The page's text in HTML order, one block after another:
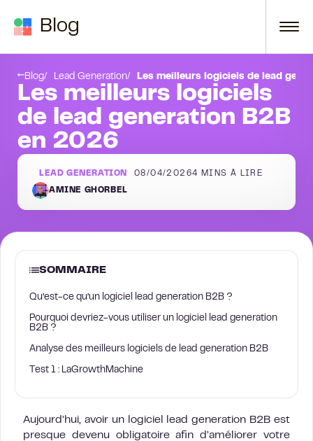
Blog
Blog Lead Generation Les meilleurs logiciels de lead
Les meilleurs logiciels
de lead generation B2B
en 2026
LEAD GENERATION 08/04/20264 MINS À LIRE
AMINE GHORBEL
SOMMAIRE
Qu’est-ce qu’un logiciel lead generation B2B ?
Pourquoi devriez-vous utiliser un logiciel lead generation
B2B ?
Analyse des meilleurs logiciels de lead generation B2B
Test 1 : LaGrowthMachine
Aujourd’hui, avoir un logiciel lead generation B2B est
presque devenu obligatoire afin d’améliorer votre
Test 1 : LaGrowthMachine